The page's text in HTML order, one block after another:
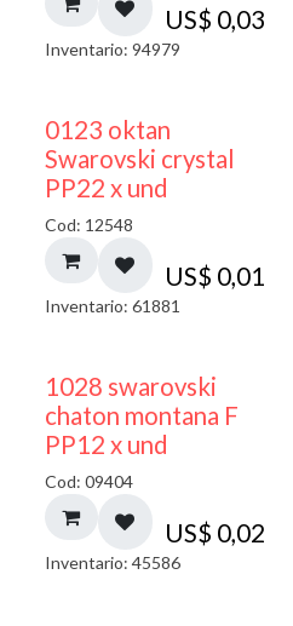
US$ 0,03
Inventario: 94979
0123 oktan
Swarovski crystal
PP22 x und
Cod: 12548
US$ 0,01
Inventario: 61881
1028 swarovski
chaton montana F
PP12 x und
Cod: 09404
US$ 0,02
Inventario: 45586